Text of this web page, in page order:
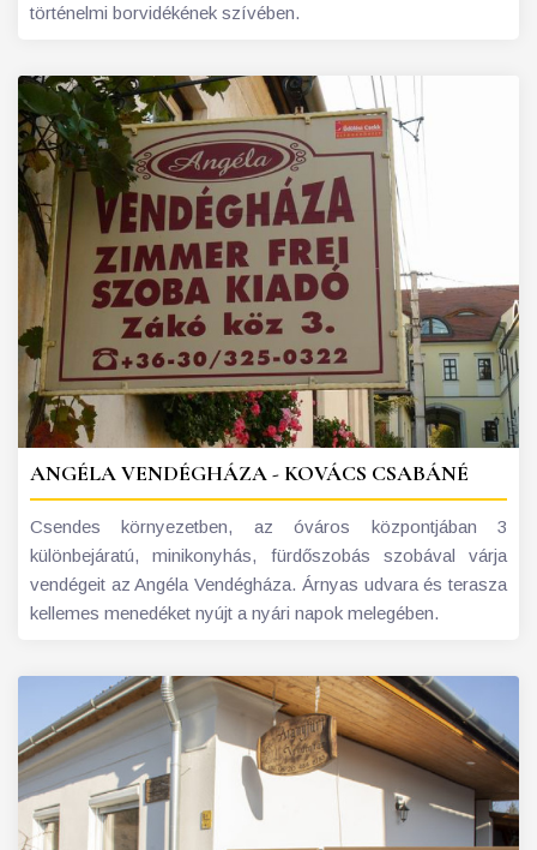
történelmi borvidékének szívében.
ANGÉLA VENDÉGHÁZA - KOVÁCS CSABÁNÉ
Csendes környezetben, az óváros központjában 3
különbejáratú, minikonyhás, fürdőszobás szobával várja
vendégeit az Angéla Vendégháza. Árnyas udvara és terasza
kellemes menedéket nyújt a nyári napok melegében.